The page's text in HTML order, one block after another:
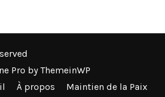
Pro byThemeinWP
À propos
Maintien de la Paix